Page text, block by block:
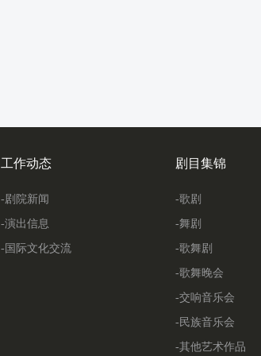
工作动态
-剧院新闻
-演出信息
-国际文化交流
剧目集锦
-歌剧
-舞剧
-歌舞剧
-歌舞晚会
-交响音乐会
-民族音乐会
-其他艺术作品